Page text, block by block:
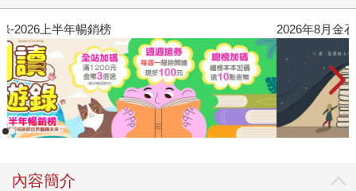
閱讀漫遊錄-2026上半年暢銷榜
內容簡介